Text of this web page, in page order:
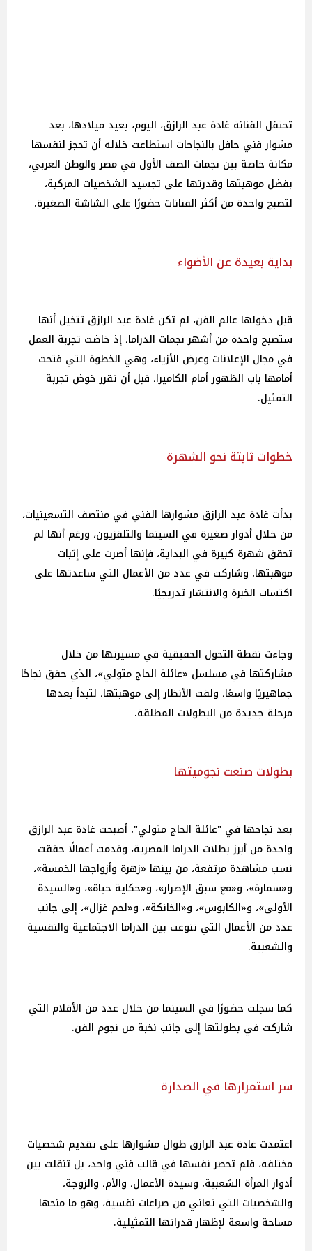
تحتفل الفنانة غادة عبد الرازق، اليوم، بعيد ميلادها، بعد
مشوار فني حافل بالنجاحات استطاعت خلاله أن تحجز لنفسها
مكانة خاصة بين نجمات الصف الأول في مصر والوطن العربي،
بفضل موهبتها وقدرتها على تجسيد الشخصيات المركبة،
لتصبح واحدة من أكثر الفنانات حضورًا على الشاشة الصغيرة.
بداية بعيدة عن الأضواء
قبل دخولها عالم الفن، لم تكن غادة عبد الرازق تتخيل أنها
ستصبح واحدة من أشهر نجمات الدراما، إذ خاضت تجربة العمل
في مجال الإعلانات وعرض الأزياء، وهي الخطوة التي فتحت
أمامها باب الظهور أمام الكاميرا، قبل أن تقرر خوض تجربة
التمثيل.
خطوات ثابتة نحو الشهرة
بدأت غادة عبد الرازق مشوارها الفني في منتصف التسعينيات،
من خلال أدوار صغيرة في السينما والتلفزيون، ورغم أنها لم
تحقق شهرة كبيرة في البداية، فإنها أصرت على إثبات
موهبتها، وشاركت في عدد من الأعمال التي ساعدتها على
اكتساب الخبرة والانتشار تدريجيًا.
وجاءت نقطة التحول الحقيقية في مسيرتها من خلال
مشاركتها في مسلسل «عائلة الحاج متولي»، الذي حقق نجاحًا
جماهيريًا واسعًا، ولفت الأنظار إلى موهبتها، لتبدأ بعدها
مرحلة جديدة من البطولات المطلقة.
بطولات صنعت نجوميتها
بعد نجاحها في "عائلة الحاج متولي"، أصبحت غادة عبد الرازق
واحدة من أبرز بطلات الدراما المصرية، وقدمت أعمالًا حققت
نسب مشاهدة مرتفعة، من بينها «زهرة وأزواجها الخمسة»،
و«سمارة»، و«مع سبق الإصرار»، و«حكاية حياة»، و«السيدة
الأولى»، و«الكابوس»، و«الخانكة»، و«لحم غزال»، إلى جانب
عدد من الأعمال التي تنوعت بين الدراما الاجتماعية والنفسية
والشعبية.
كما سجلت حضورًا في السينما من خلال عدد من الأفلام التي
شاركت في بطولتها إلى جانب نخبة من نجوم الفن.
سر استمرارها في الصدارة
اعتمدت غادة عبد الرازق طوال مشوارها على تقديم شخصيات
مختلفة، فلم تحصر نفسها في قالب فني واحد، بل تنقلت بين
أدوار المرأة الشعبية، وسيدة الأعمال، والأم، والزوجة،
والشخصيات التي تعاني من صراعات نفسية، وهو ما منحها
مساحة واسعة لإظهار قدراتها التمثيلية.